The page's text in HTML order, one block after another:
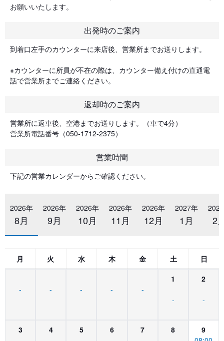
お願いいたします。
出発時のご案内
到着口左手のカウンターに来店後、営業所までお送りします。
※カウンターに所員が不在の際は、カウンター備え付けの直通電
話で営業所までご連絡ください。
返却時のご案内
営業所に返車後、空港までお送りします。（車で4分）
営業所電話番号（050-1712-2375）
営業時間
下記の営業カレンダーからご確認ください。
2026年
8月
2026年
9月
2026年
10月
2026年
11月
2026年
12月
2027年
1月 2
月 火 水 木 金 土 日
- - - - -
1
-
2
-
3 4 5 6 7 8
9